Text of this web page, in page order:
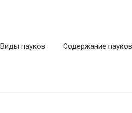
Виды пауков Содержание пауков